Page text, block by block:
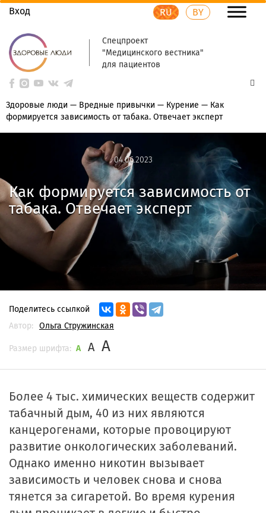
Вход RU BY
Спецпроект
"Медицинского вестника"
для пациентов
Здоровые люди — Вредные привычки — Курение — Как
формируется зависимость от табака. Отвечает эксперт
04.06.2023
04.06.2023
Как формируется зависимость от
табака. Отвечает эксперт
Поделитесь ссылкой
Автор:
Ольга Стружинская
Размер шрифта: A A A
Более 4 тыс. химических веществ содержит
табачный дым, 40 из них являются
канцерогенами, которые провоцируют
развитие онкологических заболеваний.
Однако именно никотин вызывает
зависимость и человек снова и снова
тянется за сигаретой. Во время курения